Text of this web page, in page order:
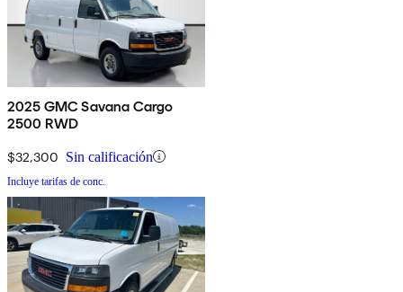
2025 GMC Savana Cargo
2500 RWD
$32,300 Sin calificación
Incluye tarifas de conc.